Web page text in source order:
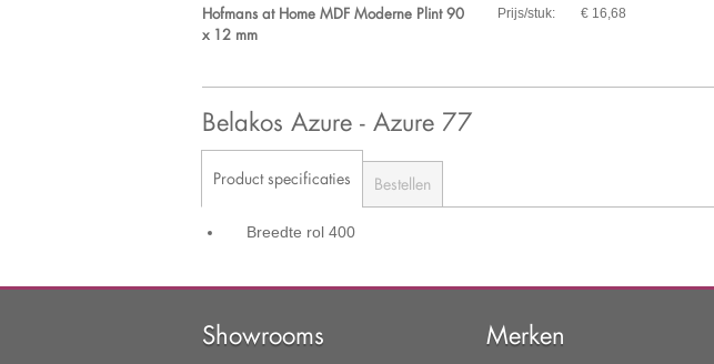
Hofmans at Home MDF Moderne Plint 90
x 12 mm
Prijs/stuk: € 16,68
Belakos Azure - Azure 77
Product specificaties Bestellen
Breedte rol 400
Showrooms Merken